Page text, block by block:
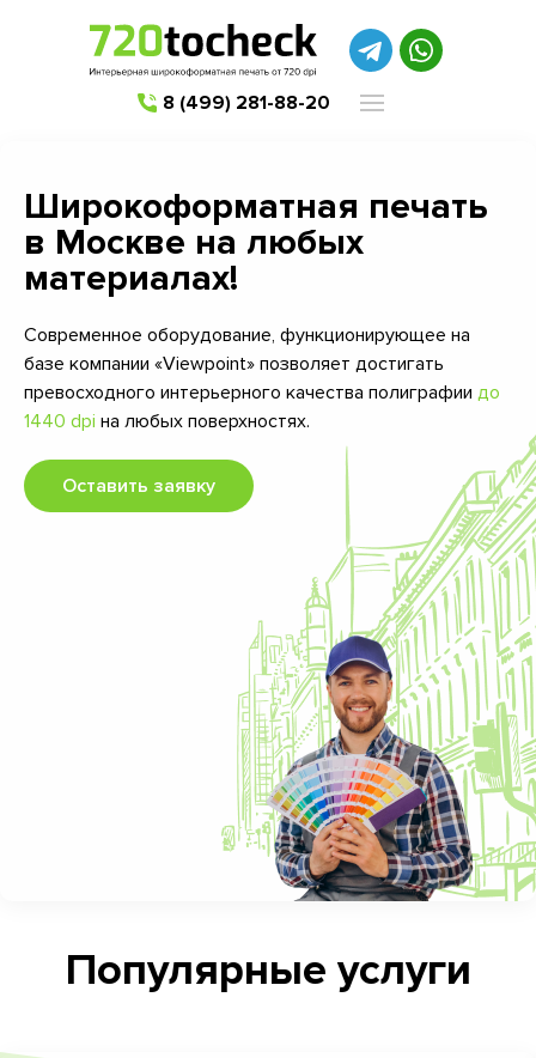
8 (499) 281-88-20
Широкоформатная печать
в Москве на любых
материалах!
Современное оборудование, функционирующее на
базе компании «Viewpoint» позволяет достигать
превосходного интерьерного качества полиграфии до
1440 dpi на любых поверхностях.
Оставить заявку
Популярные услуги